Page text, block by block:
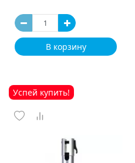
В корзину
Успей купить!